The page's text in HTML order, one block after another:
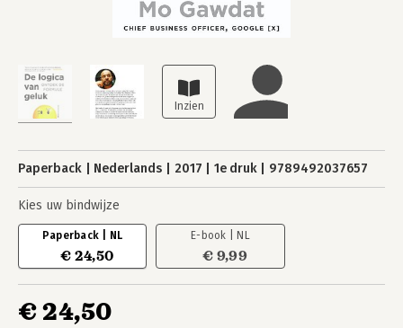
Paperback Nederlands 2017 1e druk 9789492037657
Kies uw bindwijze
Paperback | NL
€ 24,50
E-book | NL
€ 9,99
€ 24,50